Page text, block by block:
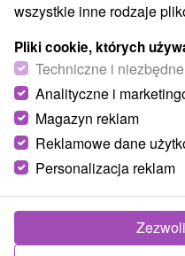
wszystkie inne rodzaje
Pliki cookie, których
Techniczne i
Analityczne i
Magazyn reklam
Reklamowe dane
Personalizacja reklam